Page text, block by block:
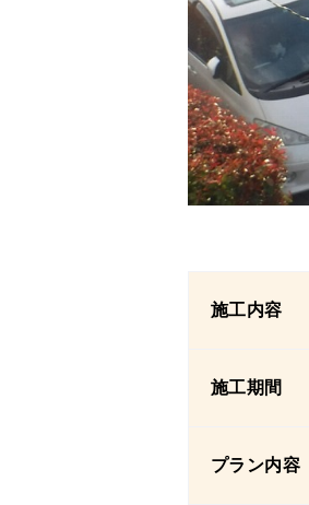
施工内容
施工期間
プラン内容